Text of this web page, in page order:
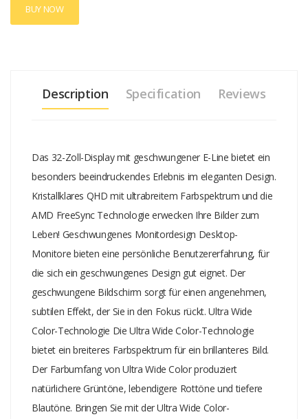
natürlichere Grüntöne, lebendigere Rottöne und tiefere Blautöne.
Bringen Sie mit der Ultra Wide Color-Technologie mehr Leben in
statische Kontrastverhältnisse für besonders lebendige und helle
Surfen im Internet, Filme, Spiele und anspruchsvolle
Pixelverwaltungstechnologie haben Sie einen extra breiten
Betrachtungswinkel von 178/178 Grad, der gestochen scharfe
Bilder ermöglicht. Kristallklare Bilder Dieser hochmoderne Philips
Monitor bietet kristallklare Vierfach-HD-Bilder mit 2.560 x 1.440 oder
2.560 x 1.080 Pixeln. Dank der Hochleistungsanzeigen mit einer
hohen Pixeldichte und dank der Unterstützung von
bandbreitenintensiven Quellen wie DisplayPort, HDMI und Dual-
Link-DVI erwecken diese neuen Monitore Ihre Bilder und Grafiken
zum Leben. Egal ob Sie hohe Ansprüche an detaillierte Daten für
professionelle CAD-CAM-Lösungen stellen, 3D-Grafiken verwenden
oder mit riesigen Tabellenkalkulationen arbeiten, mit Philips bleibt
Ihr Bild immer kristallklar. Störungsfreies Gaming Beim Gaming
sollte man sich nicht zwischen abgehakter Spielwiedergabe oder
BUY NOW
Description Specification Reviews
Das 32-Zoll-Display mit geschwungener E-Line bietet ein
besonders beeindruckendes Erlebnis im eleganten Design.
Kristallklares QHD mit ultrabreitem Farbspektrum und die
AMD FreeSync Technologie erwecken Ihre Bilder zum
Leben! Geschwungenes Monitordesign Desktop-
Monitore bieten eine persönliche Benutzererfahrung, für
die sich ein geschwungenes Design gut eignet. Der
geschwungene Bildschirm sorgt für einen angenehmen,
subtilen Effekt, der Sie in den Fokus rückt. Ultra Wide
Color-Technologie Die Ultra Wide Color-Technologie
bietet ein breiteres Farbspektrum für ein brillanteres Bild.
Der Farbumfang von Ultra Wide Color produziert
natürlichere Grüntöne, lebendigere Rottöne und tiefere
Blautöne. Bringen Sie mit der Ultra Wide Color-